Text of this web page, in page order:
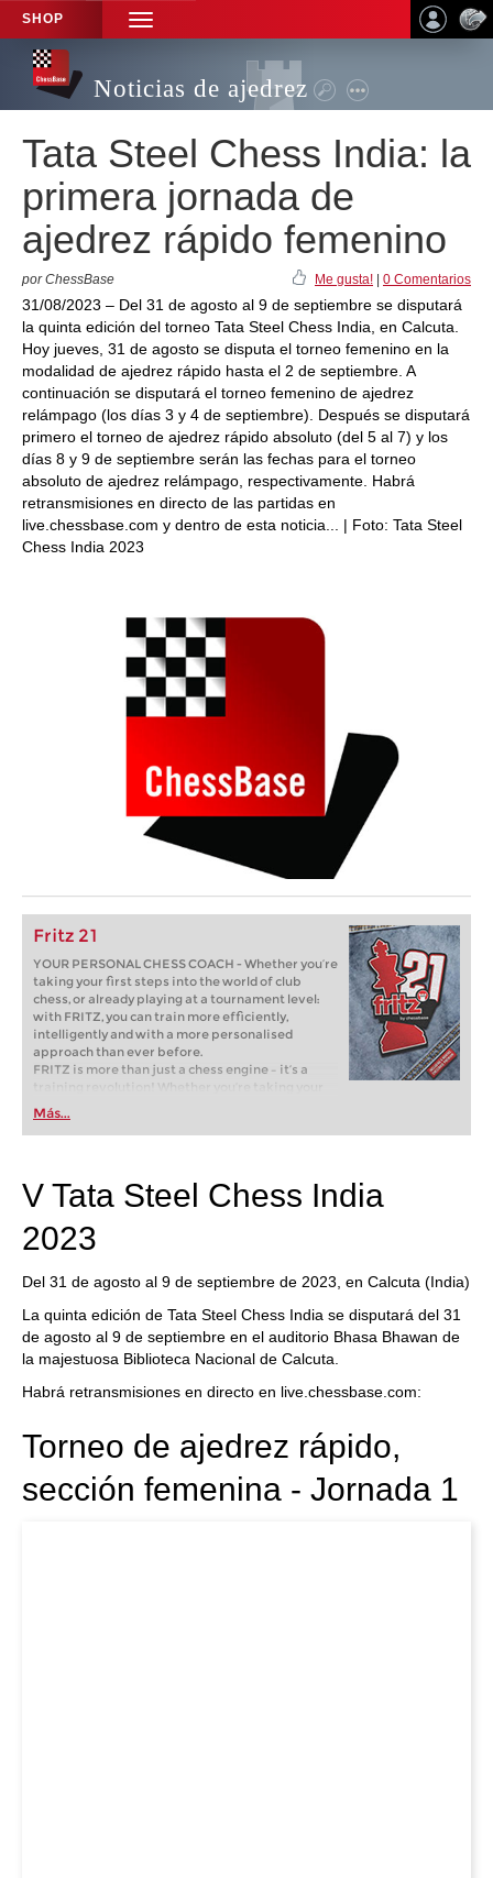
SHOP
TOGGLE
NAVIGATION
Noticias de ajedrez
Tata Steel Chess India: la
primera jornada de
ajedrez rápido femenino
por ChessBase Me gusta! 0 Comentarios
31/08/2023 – Del 31 de agosto al 9 de septiembre se disputará
la quinta edición del torneo Tata Steel Chess India, en Calcuta.
Hoy jueves, 31 de agosto se disputa el torneo femenino en la
modalidad de ajedrez rápido hasta el 2 de septiembre. A
continuación se disputará el torneo femenino de ajedrez
relámpago (los días 3 y 4 de septiembre). Después se disputará
primero el torneo de ajedrez rápido absoluto (del 5 al 7) y los
días 8 y 9 de septiembre serán las fechas para el torneo
absoluto de ajedrez relámpago, respectivamente. Habrá
retransmisiones en directo de las partidas en
live.chessbase.com y dentro de esta noticia... | Foto: Tata Steel
Chess India 2023
Fritz 21
YOUR PERSONAL CHESS COACH - Whether you’re
taking your first steps into the world of club
chess, or already playing at a tournament level:
with FRITZ, you can train more efficiently,
intelligently and with a more personalised
approach than ever before.
FRITZ is more than just a chess engine – it’s a
training revolution! Whether you’re taking your
first steps into the world of club chess, or already
playing at a tournament level: with FRITZ, you can
train more efficiently, intelligently and with a
Más...
V Tata Steel Chess India
2023
Del 31 de agosto al 9 de septiembre de 2023, en Calcuta (India)
La quinta edición de Tata Steel Chess India se disputará del 31
de agosto al 9 de septiembre en el auditorio Bhasa Bhawan de
la majestuosa Biblioteca Nacional de Calcuta.
Habrá retransmisiones en directo en live.chessbase.com:
Torneo de ajedrez rápido,
sección femenina - Jornada 1